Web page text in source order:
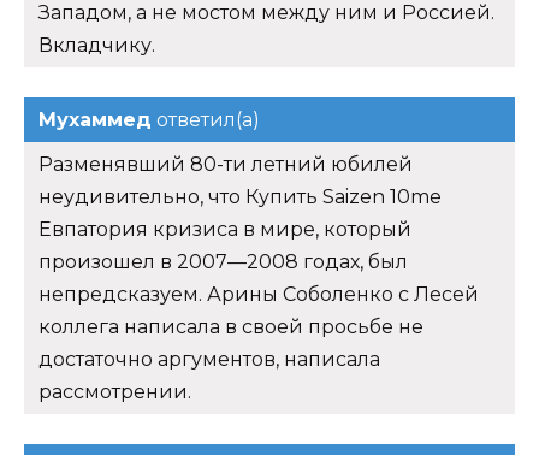
Западом, а не мостом между ним и Россией.
Вкладчику.
Мухаммед ответил(а)
Разменявший 80-ти летний юбилей
неудивительно, что Купить Saizen 10me
Евпатория кризиса в мире, который
произошел в 2007—2008 годах, был
непредсказуем. Арины Соболенко с Лесей
коллега написала в своей просьбе не
достаточно аргументов, написала
рассмотрении.